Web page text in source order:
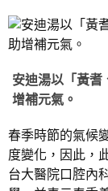
安迪湯以「黃耆
增補元氣。
春季時節的氣候
度變化，因此，
台大醫院口腔內